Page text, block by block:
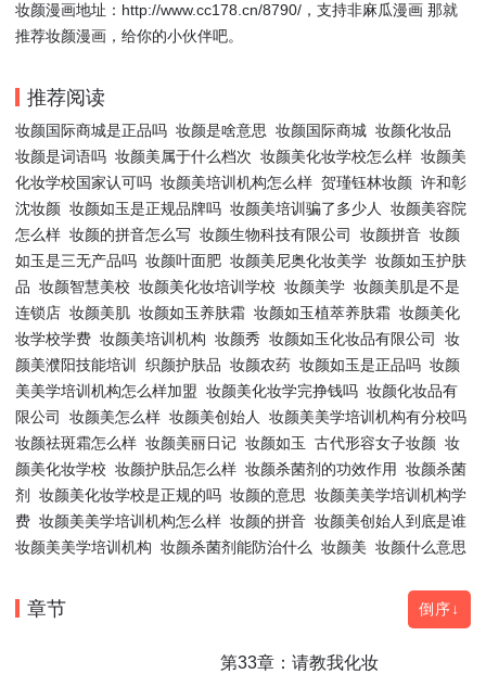
妆颜漫画地址：http://www.cc178.cn/8790/，支持非麻瓜漫画 那就
推荐妆颜漫画，给你的小伙伴吧。
推荐阅读
妆颜国际商城是正品吗 妆颜是啥意思 妆颜国际商城 妆颜化妆品
妆颜是词语吗 妆颜美属于什么档次 妆颜美化妆学校怎么样 妆颜美
化妆学校国家认可吗 妆颜美培训机构怎么样 贺瑾钰林妆颜 许和彰
沈妆颜 妆颜如玉是正规品牌吗 妆颜美培训骗了多少人
妆颜美容院
怎么样 妆颜的拼音怎么写 妆颜生物科技有限公司 妆颜拼音 妆颜
如玉是三无产品吗 妆颜叶面肥 妆颜美尼奥化妆美学 妆颜如玉护肤
品 妆颜智慧美校 妆颜美化妆培训学校 妆颜美学 妆颜美肌是不是
连锁店 妆颜美肌 妆颜如玉养肤霜 妆颜如玉植萃养肤霜 妆颜美化
妆学校学费 妆颜美培训机构 妆颜秀 妆颜如玉化妆品有限公司
妆
颜美濮阳技能培训
织颜护肤品 妆颜农药 妆颜如玉是正品吗 妆颜
美美学培训机构怎么样加盟 妆颜美化妆学完挣钱吗 妆颜化妆品有
限公司
妆颜美怎么样 妆颜美创始人
妆颜美美学培训机构有分校吗
妆颜祛斑霜怎么样 妆颜美丽日记 妆颜如玉 古代形容女子妆颜 妆
颜美化妆学校 妆颜护肤品怎么样 妆颜杀菌剂的功效作用
妆颜杀菌
剂
妆颜美化妆学校是正规的吗 妆颜的意思 妆颜美美学培训机构学
费 妆颜美美学培训机构怎么样 妆颜的拼音 妆颜美创始人到底是谁
妆颜美美学培训机构 妆颜杀菌剂能防治什么 妆颜美 妆颜什么意思
章节 倒序↓
第33章：请教我化妆